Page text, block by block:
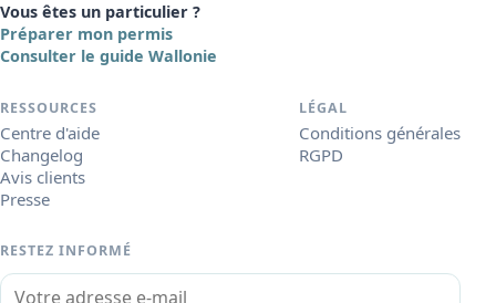
Vous êtes un particulier ?
Préparer mon permis
Consulter le guide Wallonie
RESSOURCES
Centre d'aide
Changelog
Avis clients
Presse
LÉGAL
Conditions générales
RGPD
RESTEZ INFORMÉ
Votre adresse e-mail